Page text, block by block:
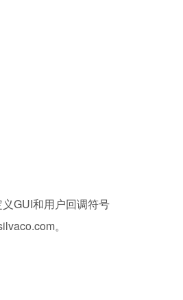
GUI和用户回调符号
。